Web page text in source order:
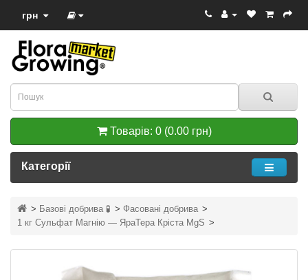
грн
Товарів: 0 (0.00 грн)
Категорії
Базові добрива 🧪
Фасовані добрива
1 кг Сульфат Магнію — ЯраТера Кріста MgS